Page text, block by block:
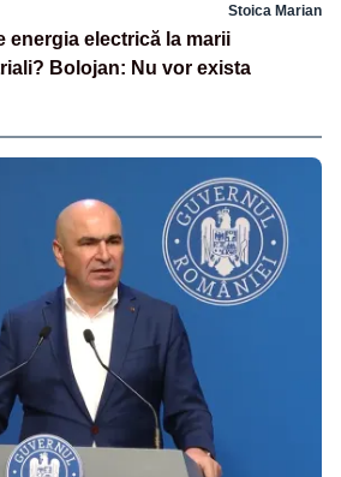
Stoica Marian
energia electrică la marii
Bolojan: Nu vor exista